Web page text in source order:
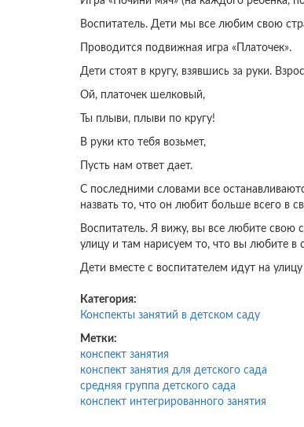
Воспитатель. Дети мы все любим свою
Проводится подвижная игра «Платочек».
Дети стоят в кругу, взявшись за руки.
Ой, платочек шелковый,
Ты плыви, плыви по кругу!
В руки кто тебя возьмет,
Пусть нам ответ дает.
С последними словами все
назвать то, что он любит больше всего в
Воспитатель. Я вижу, вы все любите
улицу и там нарисуем то, что вы любите в
Дети вместе с воспитателем идут на
Категория:
Конспекты занятий в детском саду
Метки:
конспект занятия
конспект занятия для детского сада
средняя группа детского сада
конспект интегрированного занятия